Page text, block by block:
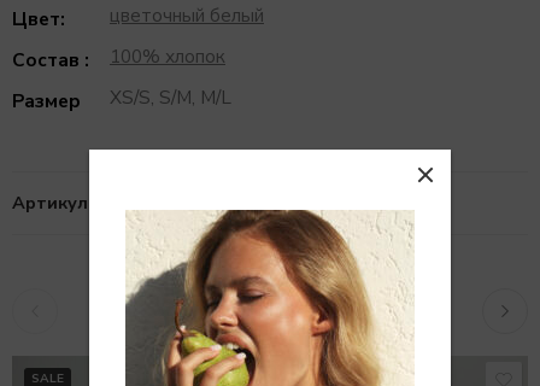
Цвет:
цветочный белый
Состав :
100% хлопок
Размер
XS/S, S/M, M/L
Артикул:
Похожие товары
SALE SALE